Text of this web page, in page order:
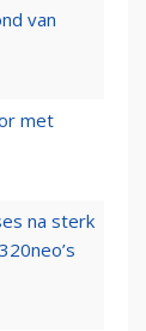
van
met
na sterk